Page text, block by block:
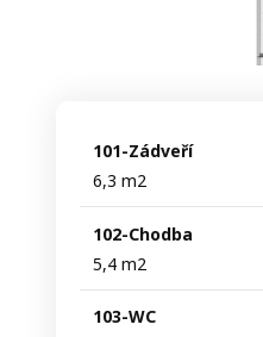
101-Zádveří
6,3 m2
102-Chodba
5,4 m2
103-WC